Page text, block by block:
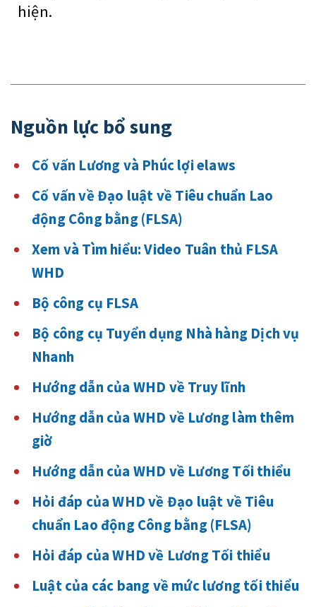
hiện.
Nguồn lực bổ sung
Cố vấn Lương và Phúc lợi elaws
Cố vấn về Đạo luật về Tiêu chuẩn Lao
động Công bằng (FLSA)
Xem và Tìm hiểu: Video Tuân thủ FLSA
WHD
Bộ công cụ FLSA
Bộ công cụ Tuyển dụng Nhà hàng Dịch vụ
Nhanh
Hướng dẫn của WHD về Truy lĩnh
Hướng dẫn của WHD về Lương làm thêm
giờ
Hướng dẫn của WHD về Lương Tối thiểu
Hỏi đáp của WHD về Đạo luật về Tiêu
chuẩn Lao động Công bằng (FLSA)
Hỏi đáp của WHD về Lương Tối thiểu
Luật của các bang về mức lương tối thiểu